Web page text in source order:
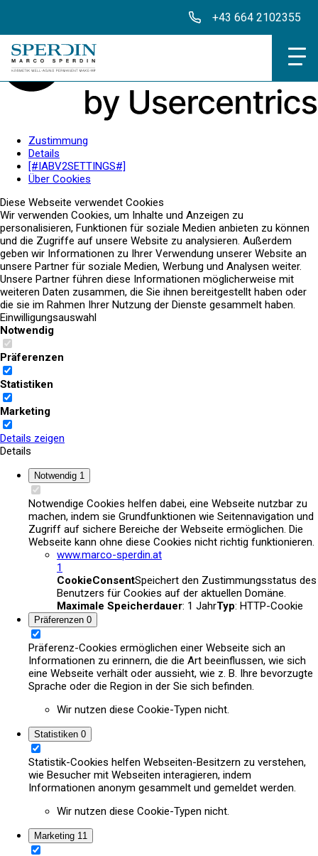
Zustimmung
Details
[#IABV2SETTINGS#]
Über Cookies
Diese Webseite verwendet Cookies
Wir verwenden Cookies, um Inhalte und Anzeigen zu
personalisieren, Funktionen für soziale Medien anbieten zu können
und die Zugriffe auf unsere Website zu analysieren. Außerdem
geben wir Informationen zu Ihrer Verwendung unserer Website an
unsere Partner für soziale Medien, Werbung und Analysen weiter.
Unsere Partner führen diese Informationen möglicherweise mit
weiteren Daten zusammen, die Sie ihnen bereitgestellt haben oder
die sie im Rahmen Ihrer Nutzung der Dienste gesammelt haben.
Einwilligungsauswahl
Notwendig
Präferenzen
Statistiken
Marketing
Details zeigen
Details
Notwendig 1
Notwendige Cookies helfen dabei, eine Webseite nutzbar zu
machen, indem sie Grundfunktionen wie Seitennavigation und
Zugriff auf sichere Bereiche der Webseite ermöglichen. Die
Webseite kann ohne diese Cookies nicht richtig funktionieren.
www.marco-sperdin.at
1
CookieConsentSpeichert den Zustimmungsstatus des
Benutzers für Cookies auf der aktuellen Domäne.
Maximale Speicherdauer: 1 JahrTyp: HTTP-Cookie
Präferenzen 0
Präferenz-Cookies ermöglichen einer Webseite sich an
Informationen zu erinnern, die die Art beeinflussen, wie sich
eine Webseite verhält oder aussieht, wie z. B. Ihre bevorzugte
Sprache oder die Region in der Sie sich befinden.
Wir nutzen diese Cookie-Typen nicht.
Statistiken 0
Statistik-Cookies helfen Webseiten-Besitzern zu verstehen,
wie Besucher mit Webseiten interagieren, indem
Informationen anonym gesammelt und gemeldet werden.
Wir nutzen diese Cookie-Typen nicht.
Marketing 11
+43 664 2102355
Produkte
Aktuelles